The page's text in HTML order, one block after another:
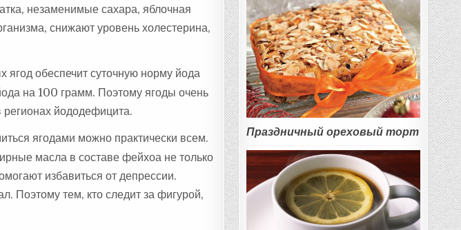
незаменимые сахара, яблочная
снижают уровень холестерина,
обеспечит суточную норму йода
на 100 грамм. Поэтому ягоды очень
йододефицита.
ягодами можно практически всем.
масла в составе фейхоа не только
избавиться от депрессии.
Поэтому тем, кто следит за фигурой,
Праздничный ореховый торт